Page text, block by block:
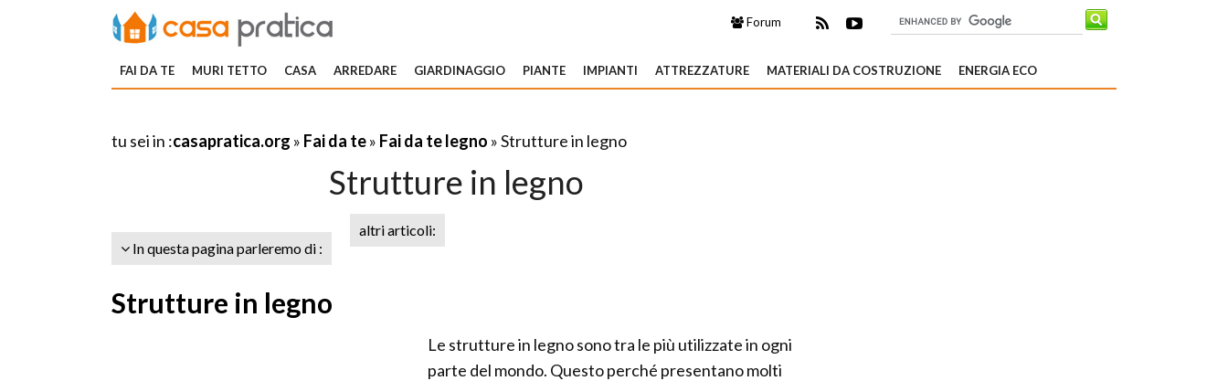
Forum
FAI DA TE MURI TETTO CASA ARREDARE GIARDINAGGIO PIANTE IMPIANTI ATTREZZATURE MATERIALI DA COSTRUZIONE ENERGIA ECO
tu sei in :casapratica.org » Fai da te» Fai da te legno » Strutture in legno
Strutture in legno
In questa pagina parleremo di :
altri articoli:
Strutture in legno
Le strutture in legno sono tra le più utilizzate in ogni
parte del mondo. Questo perché presentano molti